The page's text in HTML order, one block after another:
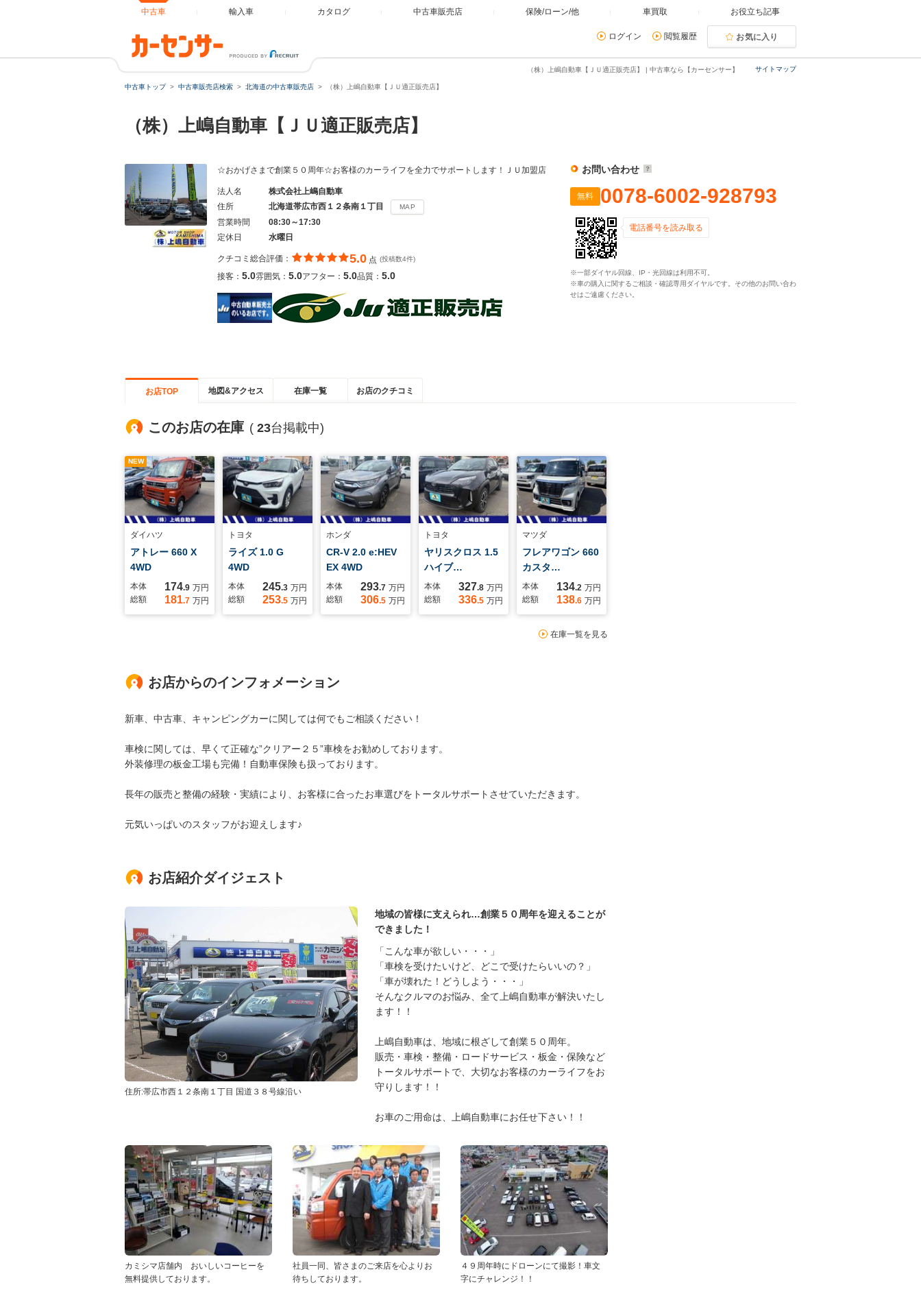
中古車 輸入車 カタログ 中古車販売店 保険/ローン/他 車買取 お役立ち記事
ログイン 閲覧履歴 お気に入り
サイトマップ
（株）上嶋自動車【ＪＵ適正販売店】 | 中古車なら【カーセンサー】
中古車トップ 中古車販売店検索 北海道の中古車販売店 （株）上嶋自動車【ＪＵ適正販売店】
（株）上嶋自動車【ＪＵ適正販売店】
☆おかげさまで創業５０周年☆お客様のカーライフを全力でサポートします！ＪＵ加盟店
法人名
株式会社上嶋自動車
住所
北海道帯広市西１２条南１丁目 MAP
営業時間
08:30～17:30
定休日
水曜日
クチコミ総合評価： 5.0 点 (投稿数4件)
接客： 5.0雰囲気： 5.0アフター： 5.0品質： 5.0
お問い合わせ
無料 0078-6002-928793
電話番号を読み取る
※一部ダイヤル回線、IP・光回線は利用不可。
※車の購入に関するご相談・確認専用ダイヤルです。その他のお問い合わ
せはご遠慮ください。
お店TOP 地図&アクセス 在庫一覧 お店のクチコミ
このお店の在庫 ( 23台掲載中)
NEW
ダイハツ
アトレー 660 X
4WD
本体 174.9 万円
総額
181.7 万円
トヨタ
ライズ 1.0 G
4WD
本体 245.3 万円
総額
253.5 万円
ホンダ
CR-V 2.0 e:HEV
EX 4WD
本体 293.7 万円
総額
306.5 万円
トヨタ
ヤリスクロス 1.5
ハイブ…
本体 327.8 万円
総額
336.5 万円
マツダ
フレアワゴン 660
カスタ…
本体 134.2 万円
総額
138.6 万円
在庫一覧を見る
お店からのインフォメーション
新車、中古車、キャンピングカーに関しては何でもご相談ください！
車検に関しては、早くて正確な”クリアー２５”車検をお勧めしております。
外装修理の板金工場も完備！自動車保険も扱っております。
長年の販売と整備の経験・実績により、お客様に合ったお車選びをトータルサポートさせていただきます。
元気いっぱいのスタッフがお迎えします♪
お店紹介ダイジェスト
住所:帯広市西１２条南１丁目 国道３８号線沿い
地域の皆様に支えられ…創業５０周年を迎えることが
できました！
「こんな車が欲しい・・・」
「車検を受けたいけど、どこで受けたらいいの？」
「車が壊れた！どうしよう・・・」
そんなクルマのお悩み、全て上嶋自動車が解決いたし
ます！！
上嶋自動車は、地域に根ざして創業５０周年。
販売・車検・整備・ロードサービス・板金・保険など
トータルサポートで、大切なお客様のカーライフをお
守りします！！
お車のご用命は、上嶋自動車にお任せ下さい！！
カミシマ店舗内 おいしいコーヒーを
無料提供しております。
社員一同、皆さまのご来店を心よりお
待ちしております。
４９周年時にドローンにて撮影！車文
字にチャレンジ！！